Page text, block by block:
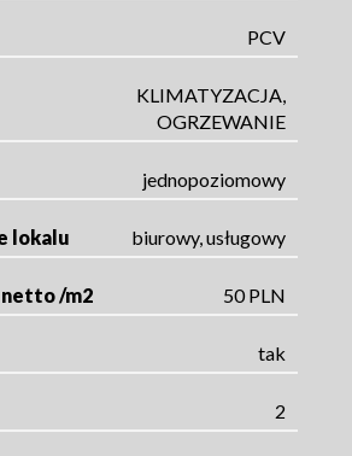
PCV
KLIMATYZACJA,
OGRZEWANIE
jednopoziomowy
lokalu biurowy, usługowy
netto /m2 50 PLN
tak
2